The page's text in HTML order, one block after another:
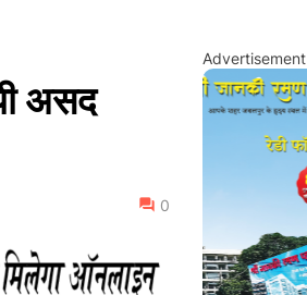
असद
0
Advertisement